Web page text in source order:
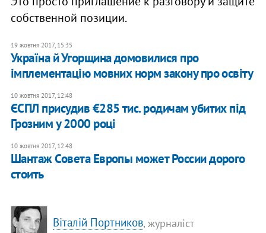
собственной позиции.
19 жовтня 2017, 15:35
Україна й Угорщина домовилися про
імплементацію мовних норм закону про освіту
10 жовтня 2017, 12:48
ЄСПЛ присудив €285 тис. родичам убитих під
Грозним у 2000 році
10 жовтня 2017, 12:48
Шантаж Совета Европы может России дорого
стоить
Віталій Портников, журналіст